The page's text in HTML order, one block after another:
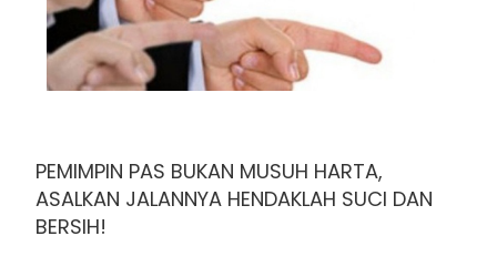
PEMIMPIN PAS BUKAN MUSUH HARTA,
ASALKAN JALANNYA HENDAKLAH SUCI DAN
BERSIH!